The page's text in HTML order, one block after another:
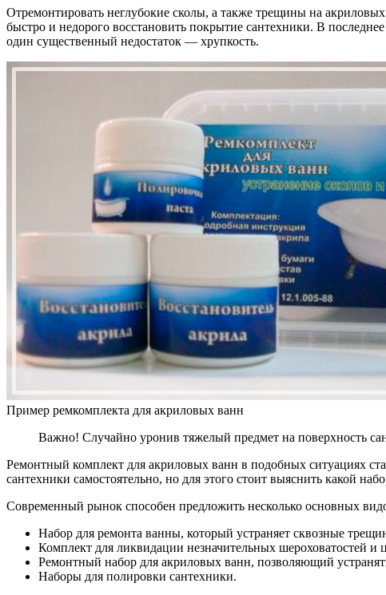
Отремонтировать неглубокие сколы, а также трещины на
быстро и недорого восстановить покрытие сантехники. В
один существенный недостаток ― хрупкость.
Пример ремкомплекта для акриловых ванн
Важно! Случайно уронив тяжелый предмет на поверхность
Ремонтный комплект для акриловых ванн в подобных ситуациях
сантехники самостоятельно, но для этого стоит выяснить какой
Современный рынок способен предложить несколько основных
Набор для ремонта ванны, который устраняет сквозные
Комплект для ликвидации незначительных шероховатостей и
Ремонтный набор для акриловых ванн, позволяющий
Наборы для полировки сантехники.